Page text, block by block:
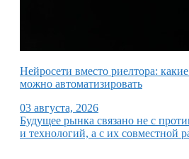
Нейросети вместо риелтора:
можно автоматизировать
03 августа, 2026
Будущее рынка связано не с
и технологий, а с их совместной